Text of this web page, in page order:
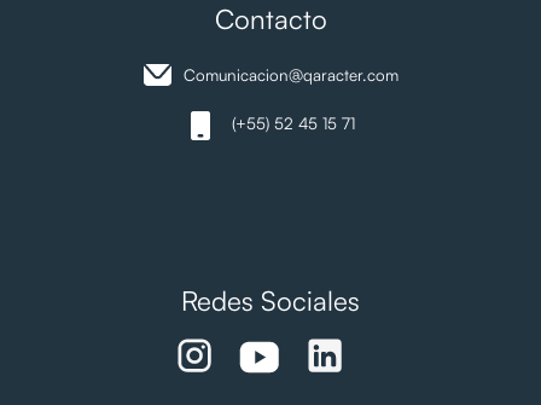
Contacto
Comunicacion@qaracter.com
(+55) 52 45 15 71
Redes Sociales